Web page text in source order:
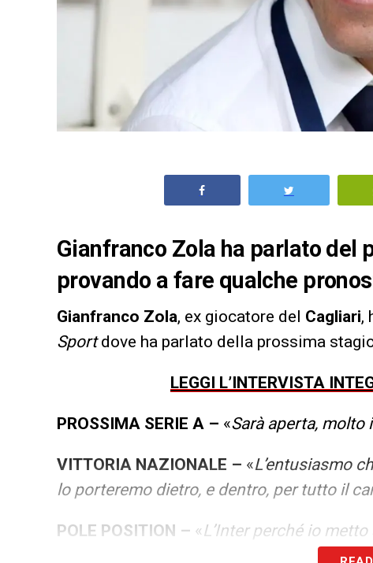
Gianfranco Zola ha parlato del
provando a fare qualche
Gianfranco Zola, ex giocatore del Cagliari,
Sportdove ha parlato della prossima
LEGGI L’INTERVISTA
PROSSIMA SERIE A – «Sarà aperta, molto
VITTORIA NAZIONALE – «L’entusiasmo
lo porteremo dietro, e dentro, per tutto il
POLE POSITION – «L’Inter perché io
favoriti. E poi Milan, Juve, Napoli e